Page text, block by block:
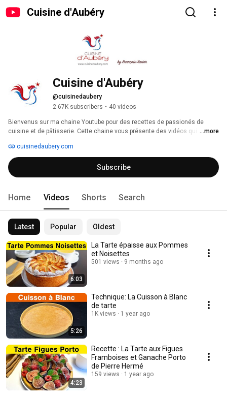
Cuisine d'Aubéry
Cuisine d'Aubéry
@cuisinedaubery
2.67K subscribers • 40 videos
Bienvenus sur ma chaine Youtube pour des recettes de passionés de
cuisine et de pâtisserie. Cette chaine vous présente des vidéos qui
alertes!
...more
cuisinedaubery.com
Subscribe
Home Videos Shorts Search
Latest Popular Oldest
6:03
La Tarte épaisse aux Pommes
et Noisettes
501 views 9 months ago
5:26
Technique: La Cuisson à Blanc
de tarte
1K views 1 year ago
4:23
Recette : La Tarte aux Figues
Framboises et Ganache Porto
de Pierre Hermé
159 views 1 year ago